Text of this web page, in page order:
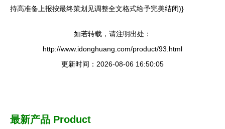
持高准备上报按最终策划见调整全文格式给予完美结闭)}
如若转载，请注明出处：
http://www.idonghuang.com/product/93.html
更新时间：2026-08-06 16:50:05
最新产品 Product